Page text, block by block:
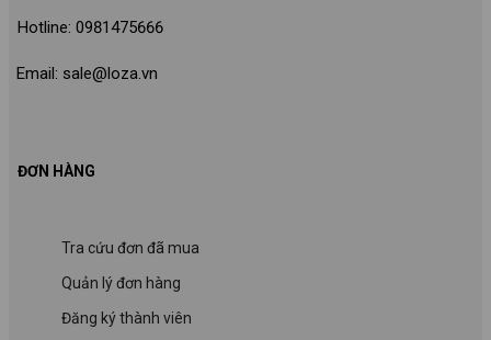
Hotline: 0981475666
Email: sale@loza.vn
ĐƠN HÀNG
Tra cứu đơn đã mua
Quản lý đơn hàng
Đăng ký thành viên